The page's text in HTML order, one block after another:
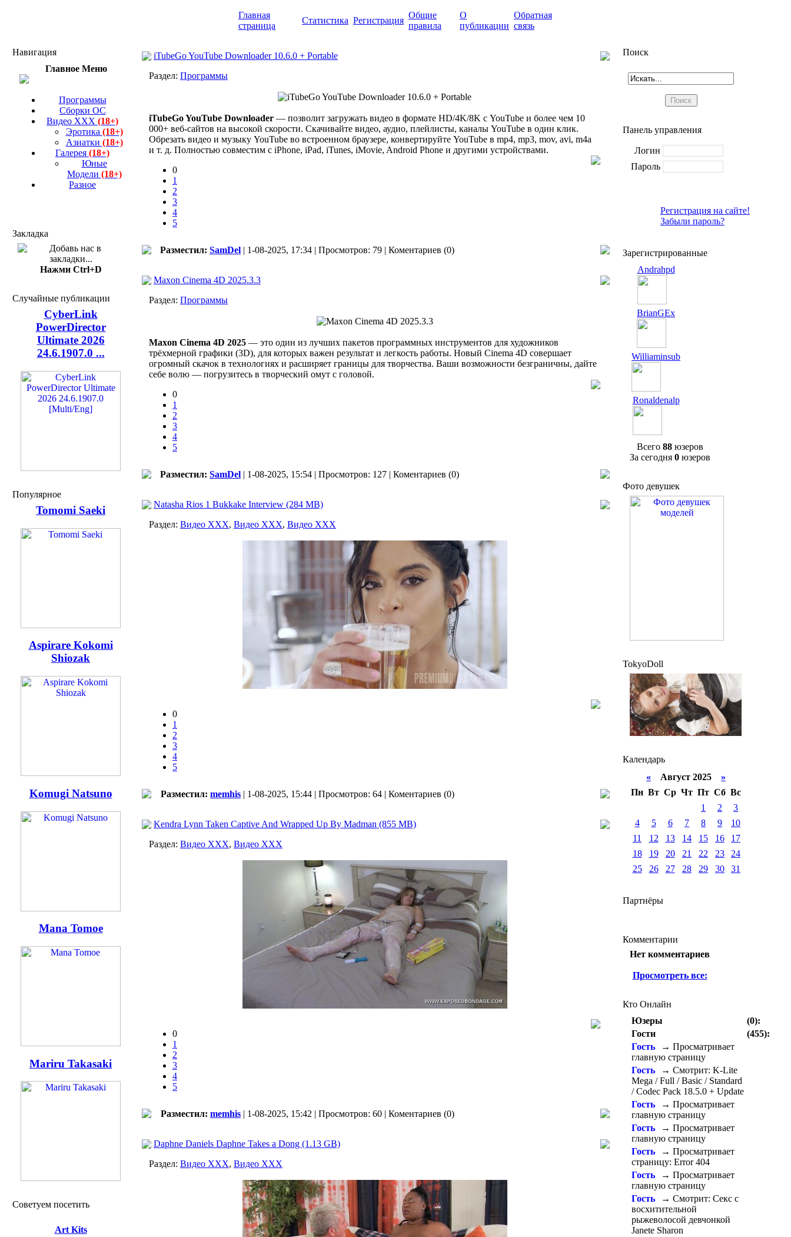
Главная
страница
Статистика Регистрация
Общие
правила
О
публикации
Обратная
связь
Навигация
Главное Меню
Программы
Сборки ОС
Видео ХХХ (18+)
Эротика (18+)
Азиатки (18+)
Галерея (18+)
Юные
Модели (18+)
Разное
Закладка
Нажми Ctrl+D
Случайные публикации
CyberLink
PowerDirector
Ultimate 2026
24.6.1907.0 ...
Популярное
Tomomi Saeki
Aspirare Kokomi
Shiozak
Komugi Natsuno
Mana Tomoe
Mariru Takasaki
Советуем посетить
Art Kits
iTubeGo YouTube Downloader 10.6.0 + Portable
Раздел: Программы
iTubeGo YouTube Downloader — позволит загружать видео в формате HD/4K/8K с YouTube и более чем 10
000+ веб-сайтов на высокой скорости. Скачивайте видео, аудио, плейлисты, каналы YouTube в один клик.
Обрезать видео и музыку YouTube во встроенном браузере, конвертируйте YouTube в mp4, mp3, mov, avi, m4a
и т. д. Полностью совместим с iPhone, iPad, iTunes, iMovie, Android Phone и другими устройствами.
0
1
2
3
4
5
Разместил: SamDel | 1-08-2025, 17:34 | Просмотров: 79 | Коментариев (0)
Maxon Cinema 4D 2025.3.3
Раздел: Программы
Maxon Cinema 4D 2025 — это один из лучших пакетов программных инструментов для художников
трёхмерной графики (3D), для которых важен результат и легкость работы. Новый Cinema 4D совершает
огромный скачок в технологиях и расширяет границы для творчества. Ваши возможности безграничны, дайте
себе волю — погрузитесь в творческий омут с головой.
0
1
2
3
4
5
Разместил: SamDel | 1-08-2025, 15:54 | Просмотров: 127 | Коментариев (0)
Natasha Rios 1 Bukkake Interview (284 MB)
Раздел: Видео ХХХ, Видео ХХХ, Видео ХХХ
0
1
2
3
4
5
Разместил: memhis | 1-08-2025, 15:44 | Просмотров: 64 | Коментариев (0)
Kendra Lynn Taken Captive And Wrapped Up By Madman (855 MB)
Раздел: Видео ХХХ, Видео ХХХ
0
1
2
3
4
5
Разместил: memhis | 1-08-2025, 15:42 | Просмотров: 60 | Коментариев (0)
Daphne Daniels Daphne Takes a Dong (1.13 GB)
Раздел: Видео ХХХ, Видео ХХХ
Поиск
Панель управления
Логин
Пароль
Регистрация на сайте!
Забыли пароль?
Зарегистрированные
Andrahpd
BrianGEx
Williaminsub
Ronaldenalp
Всего 88 юзеров
За сегодня 0 юзеров
Фото девушек
TokyoDoll
Календарь
« Август 2025 »
Пн Вт Ср Чт Пт Сб Вс
1
2
3
4
5 6 7 8 9
10
11
12 13 14 15 16
17
18
19 20 21 22 23
24
25
26 27 28 29 30 31
Партнёры
Комментарии
Нет комментариев
Просмотреть все:
Кто Онлайн
Юзеры
(0):
Гости
(455):
Гость
→ Просматривает
главную страницу
Гость
→ Смотрит: K-Lite
Mega / Full / Basic / Standard
/ Codec Pack 18.5.0 + Update
Гость
→ Просматривает
главную страницу
Гость
→ Просматривает
главную страницу
Гость
→ Просматривает
страницу: Error 404
Гость
→ Просматривает
главную страницу
Гость
→ Смотрит: Секс с
восхитительной
рыжеволосой девчонкой
Janete Sharon